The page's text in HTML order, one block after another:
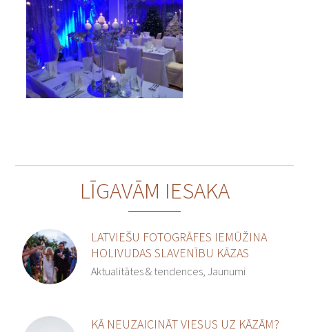
LĪGAVĀM IESAKA
LATVIEŠU FOTOGRĀFES IEMŪŽINA
HOLIVUDAS SLAVENĪBU KĀZAS
Aktualitātes & tendences, Jaunumi
KĀ NEUZAICINĀT VIESUS UZ KĀZĀM?